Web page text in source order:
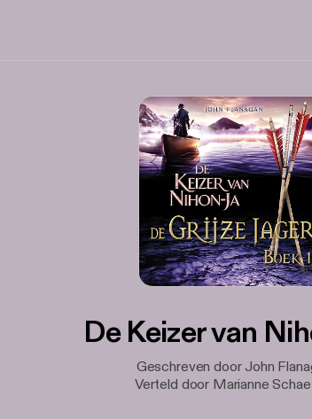
De Keizer van
Geschreven door John
Verteld door Marianne